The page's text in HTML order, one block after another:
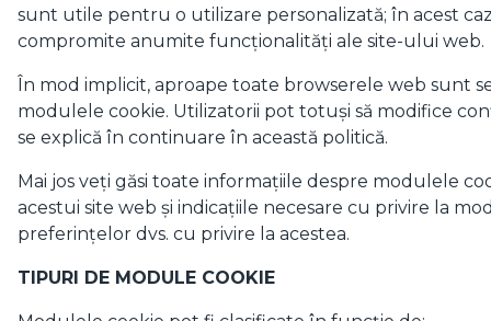
sunt utile pentru o utilizare personalizată; în acest
compromite anumite funcționalități ale site-ului web.
În mod implicit, aproape toate browserele web sunt
modulele cookie. Utilizatorii pot totuși să modifice
se explică în continuare în această politică.
Mai jos veți găsi toate informațiile despre modulele
acestui site web și indicațiile necesare cu privire la
preferințelor dvs. cu privire la acestea.
TIPURI DE MODULE COOKIE